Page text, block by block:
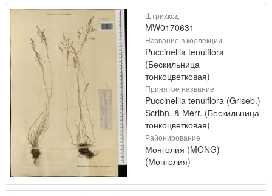
Штрихкод
MW0170631
Название в коллекции
Puccinellia tenuiflora
(Бескильница
тонкоцветковая)
Принятое название
Puccinellia tenuiflora (Griseb.)
Scribn. & Merr. (Бескильница
тонкоцветковая)
Районирование
Монголия (MONG)
(Монголия)